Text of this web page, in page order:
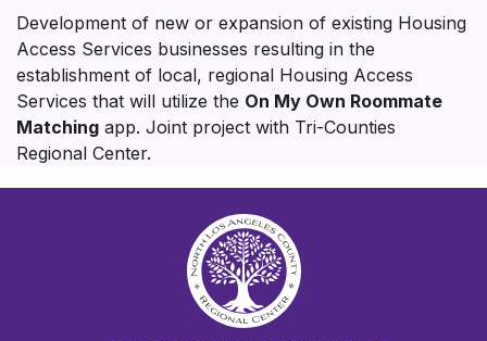
Development of new or expansion of existing Housing
Access Services businesses resulting in the
establishment of local, regional Housing Access
Services that will utilize the On My Own Roommate
Matching app. Joint project with Tri-Counties
Regional Center.